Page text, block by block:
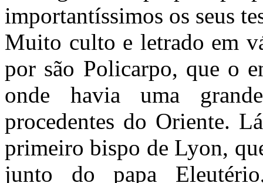
importantíssimos os seus
Muito culto e letrado em
por são Policarpo, que o
onde havia uma
procedentes do Oriente.
primeiro bispo de Lyon,
junto do papa